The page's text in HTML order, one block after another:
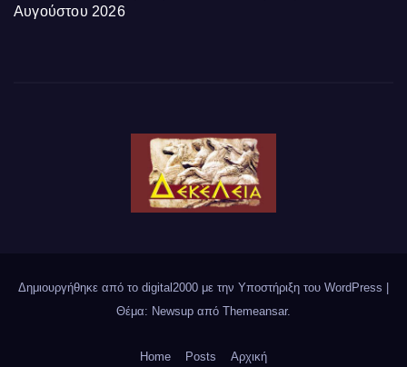
Αυγούστου 2026
Δημιουργήθηκε από το digital2000 με την Υποστήριξη του WordPress
Θέμα: Newsup από Themeansar.
Home Posts Αρχική